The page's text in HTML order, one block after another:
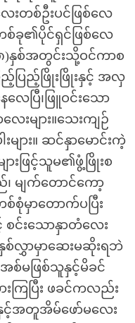
တစ်ဦးပင်ဖြစ်လေ
၏ပိုင်ရှင်ဖြစ်လေ
နှစ်အတွင်းသို့ဝင်ကာစ
ြည့်ဖြိုးဖြိုးနှင့် အလှ
ေပြီ၊ဖြူဝင်းသော
းများ။သေးကျဉ်
များ။ ဆင်နှာမောင်းကဲ့
းဖြင့်သူမ၏ဖွံ့ဖြိုးစ
ျက်တောင်ကော့
စုံမှာတောက်ပပြီး
င်းသောနှာတံလေး
စ်လွှာမှာဆေးမဆိုးရဘဲ
မဖြစ်သူနှင့်မိခင်
ြပြီး ဖခင်ကလည်း
င့်အတူအိမ်ဖော်မလေး